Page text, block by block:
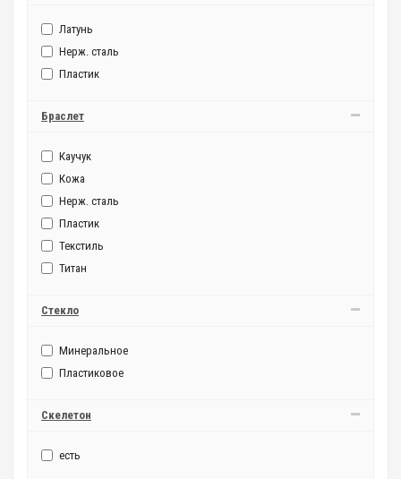
Латунь
Нерж. сталь
Пластик
Браслет
Каучук
Кожа
Нерж. сталь
Пластик
Текстиль
Титан
Стекло
Минеральное
Пластиковое
Скелетон
есть